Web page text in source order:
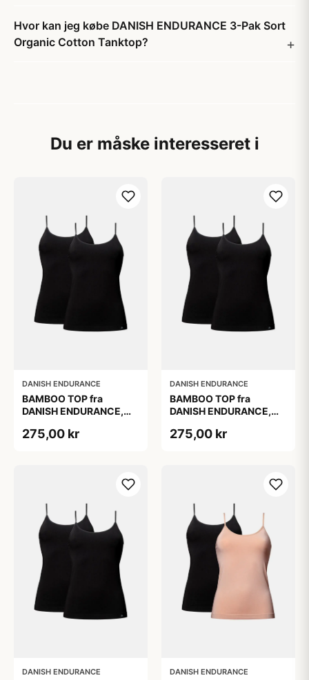
Hvor kan jeg købe DANISH ENDURANCE 3-Pak Sort
Organic Cotton Tanktop?
Du er måske interesseret i
DANISH ENDURANCE
BAMBOO TOP fra
DANISH ENDURANCE,
Behagelig, Perfekt
275,00 kr
DANISH ENDURANCE
BAMBOO TOP fra
DANISH ENDURANCE,
Behagelig, Perfekt
275,00 kr
DANISH ENDURANCE DANISH ENDURANCE